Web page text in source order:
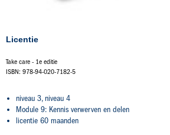
Licentie
Take care - 1e editie
ISBN: 978-94-020-7182-5
niveau 3, niveau 4
Module 9: Kennis verwerven en delen
licentie 60 maanden